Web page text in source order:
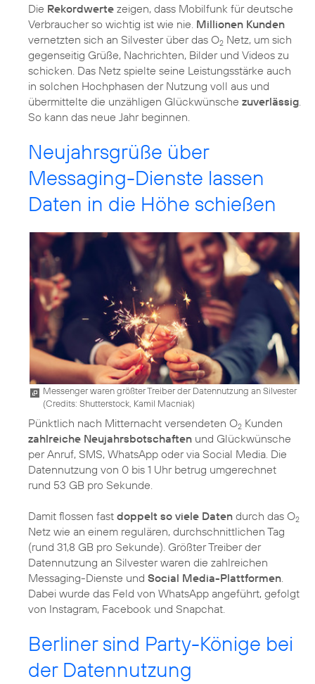
Die Rekordwerte zeigen, dass Mobilfunk für deutsche
Verbraucher so wichtig ist wie nie. Millionen Kunden
vernetzten sich an Silvester über das O2 Netz, um sich
gegenseitig Grüße, Nachrichten, Bilder und Videos zu
schicken. Das Netz spielte seine Leistungsstärke auch
in solchen Hochphasen der Nutzung voll aus und
übermittelte die unzähligen Glückwünsche zuverlässig
So kann das neue Jahr beginnen.
Neujahrsgrüße über
Messaging-Dienste lassen
Daten in die Höhe schießen
Messenger waren größter Treiber der Datennutzung an Silvester
(Credits: Shutterstock, Kamil Macniak)
Pünktlich nach Mitternacht versendeten O2 Kunden
zahlreiche Neujahrsbotschaften und Glückwünsche
per Anruf, SMS, WhatsApp oder via Social Media. Die
Datennutzung von 0 bis 1 Uhr betrug umgerechnet
rund 53 GB pro Sekunde.
Damit flossen fast doppelt so viele Daten durch das O2
Netz wie an einem regulären, durchschnittlichen Tag
(rund 31,8 GB pro Sekunde). Größter Treiber der
Datennutzung an Silvester waren die zahlreichen
Messaging-Dienste und Social Media-Plattformen.
Dabei wurde das Feld von WhatsApp angeführt, gefolgt
von Instagram, Facebook und Snapchat.
Berliner sind Party-Könige bei
der Datennutzung